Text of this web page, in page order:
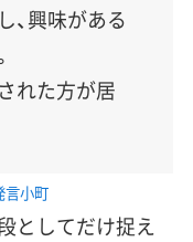
、興味がある
れた方が居
言小町
としてだけ捉え